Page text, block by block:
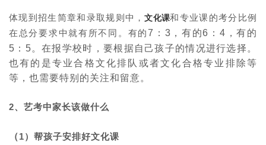
体现到招生简章和录取规则中，文化课和专业课的考分比例
在总分要求中就有所不同。有的7 ： 3 ，有的6 ： 4 ，有的
5 ： 5。在报学校时，要根据自己孩子的情况进行选择。
也有的是专业合格文化排队或者文化合格专业排除等
等，也需要特别的关注和留意。
2、艺考中家长该做什么
（1）帮孩子安排好文化课